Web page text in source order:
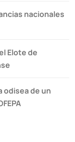
nacionales
Elote de
odisea de un